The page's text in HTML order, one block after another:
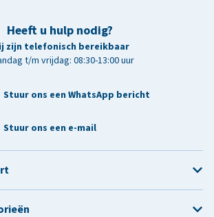
Heeft u hulp nodig?
zijn telefonisch bereikbaar
t/m vrijdag: 08:30-13:00 uur
Stuur ons een WhatsApp bericht
Stuur ons een e-mail